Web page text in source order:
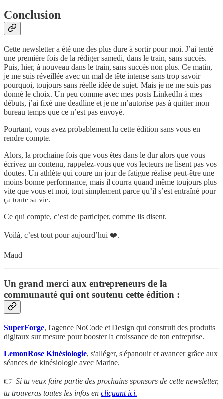
Conclusion
Cette newsletter a été une des plus dure à sortir pour moi. J’ai tenté
une première fois de la rédiger samedi, dans le train, sans succès.
Puis, hier, à nouveau dans le train, sans succès non plus. Ce matin,
je me suis réveillée avec un mal de tête intense sans trop savoir
pourquoi, toujours sans réelle idée de sujet. Mais je ne me suis pas
donné le choix. Un peu comme avec mes posts LinkedIn à mes
débuts, j’ai fixé une deadline et je ne m’autorise pas à quitter mon
bureau temps que ce n’est pas envoyé.
Pourtant, vous avez probablement lu cette édition sans vous en
rendre compte.
Alors, la prochaine fois que vous êtes dans le dur alors que vous
écrivez un contenu, rappelez-vous que vos lecteurs ne lisent pas vos
doutes. Un athlète qui coure un jour de fatigue réalise peut-être une
moins bonne performance, mais il courra quand même toujours plus
vite que vous et moi, tout simplement parce qu’il s’est entraîné pour
ça toute sa vie.
Ce qui compte, c’est de participer, comme ils disent.
Voilà, c’est tout pour aujourd’hui ❤️.
Maud
Un grand merci aux entrepreneurs de la
communauté qui ont soutenu cette édition :
SuperForge, l'agence NoCode et Design qui construit des produits
digitaux sur mesure pour booster la croissance de ton entreprise.
LemonRose Kinésiologie, s'alléger, s'épanouir et avancer grâce aux
séances de kinésiologie avec Marine.
👉 Si tu veux faire partie des prochains sponsors de cette newsletter,
tu trouveras toutes les infos en cliquant ici.